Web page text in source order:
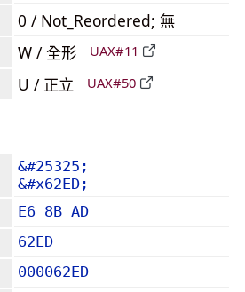
0 / Not_Reordered; 無
W / 全形 UAX#11
U / 正立 UAX#50
&#25325;
&#x62ED;
E6 8B AD
62ED
000062ED